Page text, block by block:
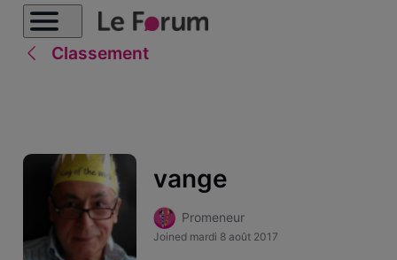
Classement
vange
Promeneur
Joined mardi 8 août 2017